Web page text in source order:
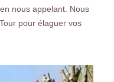
nous appelant. Nous
pour élaguer vos